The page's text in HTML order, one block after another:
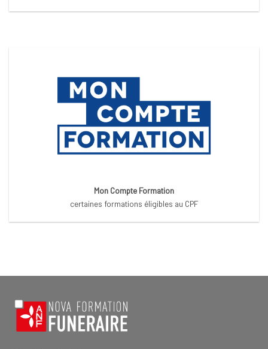
Mon Compte Formation
certaines formations éligibles au CPF